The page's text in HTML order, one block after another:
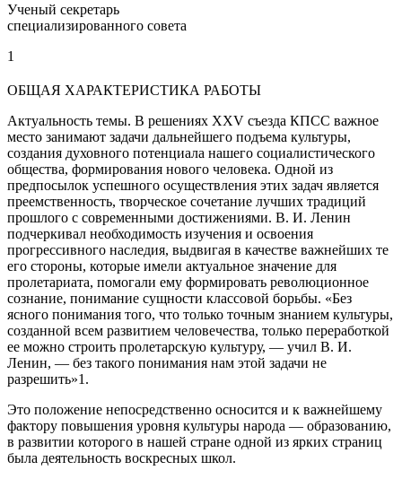
Ученый секретарь
специализированного совета
1
ОБЩАЯ ХАРАКТЕРИСТИКА РАБОТЫ
Актуальность темы. В решениях XXV съезда КПСС важное
место занимают задачи дальнейшего подъема культуры,
создания духовного потенциала нашего социалистического
общества, формирования нового человека. Одной из
предпосылок успешного осуществления этих задач является
преемственность, творческое сочетание лучших традиций
прошлого с современными достижениями. В. И. Ленин
подчеркивал необходимость изучения и освоения
прогрессивного наследия, выдвигая в качестве важнейших те
его стороны, которые имели актуальное значение для
пролетариата, помогали ему формировать революционное
сознание, понимание сущности классовой борьбы. «Без
ясного понимания того, что только точным знанием культуры,
созданной всем развитием человечества, только переработкой
ее можно строить пролетарскую культуру, — учил В. И.
Ленин, — без такого понимания нам этой задачи не
разрешить»1 .
Это положение непосредственно осносится и к важнейшему
фактору повышения уровня культуры народа — образованию,
в развитии которого в нашей стране одной из ярких страниц
была деятельность воскресных школ.